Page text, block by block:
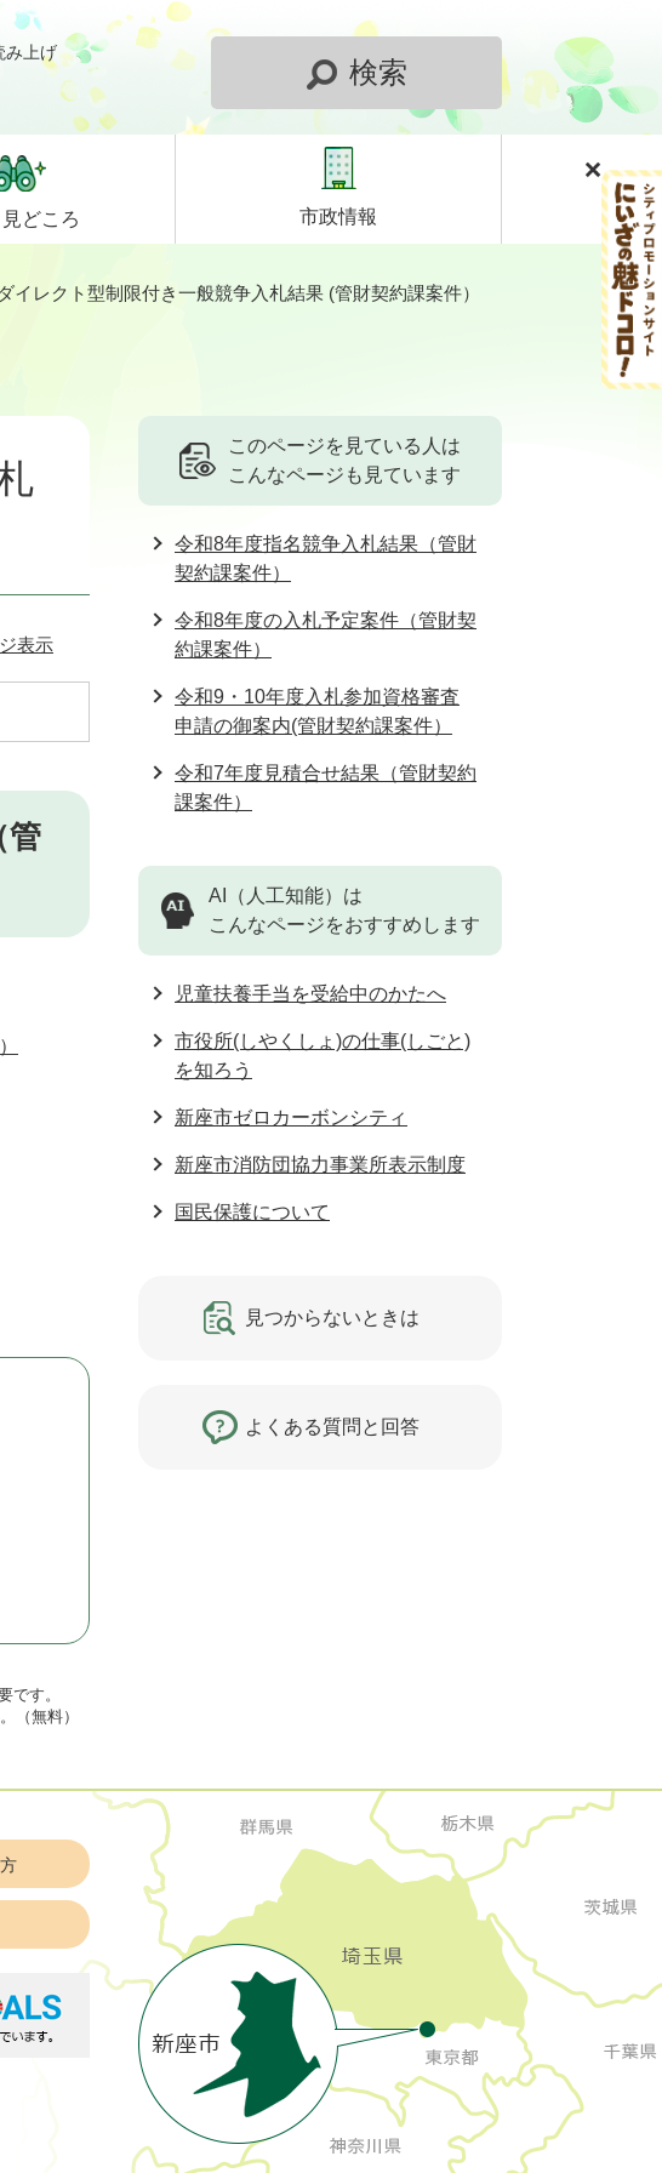
み上げ
検索
見どころ 市政情報
イレクト型制限付き一般競争入札結果 (管財契約課案件）
表示
管
です。
（無料）
このページを見ている人は
こんなページも見ています
令和8年度指名競争入札結果（管財
契約課案件）
令和8年度の入札予定案件（管財契
約課案件）
令和9・10年度入札参加資格審査
申請の御案内(管財契約課案件）
令和7年度見積合せ結果（管財契約
課案件）
AI（人工知能）は
こんなページをおすすめします
児童扶養手当を受給中のかたへ
市役所(しやくしょ)の仕事(しごと)
を知ろう
新座市ゼロカーボンシティ
新座市消防団協力事業所表示制度
国民保護について
見つからないときは
よくある質問と回答